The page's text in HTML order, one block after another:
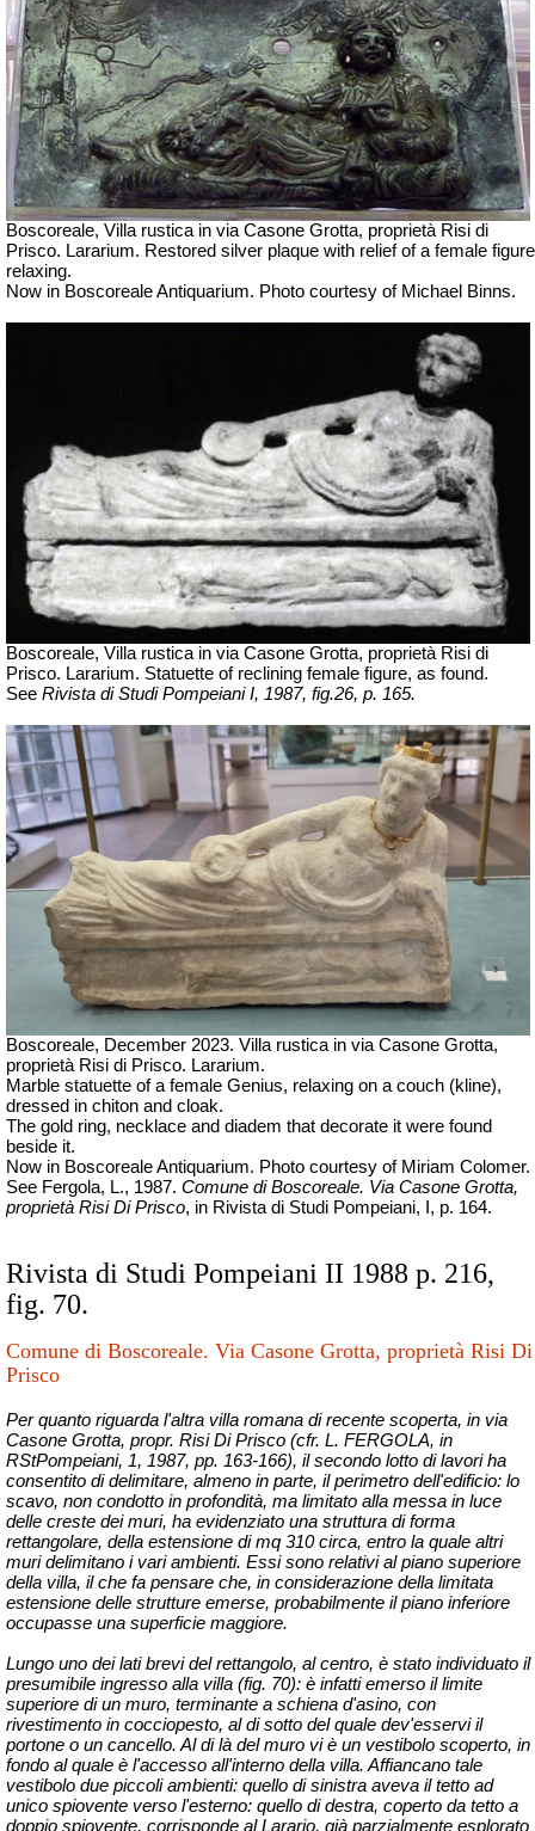
Boscoreale, Villa rustica in via Casone Grotta, proprietà Risi di
Prisco. Lararium. Restored silver plaque with relief of a female figure
relaxing.
Now in Boscoreale Antiquarium. Photo courtesy of Michael Binns.
Boscoreale, Villa rustica in via Casone Grotta, proprietà Risi di
Prisco. Lararium. Statuette of reclining female figure, as found.
See Rivista di Studi Pompeiani I, 1987, fig.26, p. 165.
Boscoreale, December 2023. Villa rustica in via Casone Grotta,
proprietà Risi di Prisco. Lararium.
Marble statuette of a female Genius, relaxing on a couch (kline),
dressed in chiton and cloak.
The gold ring, necklace and diadem that decorate it were found
beside it.
Now in Boscoreale Antiquarium. Photo courtesy of Miriam Colomer.
See Fergola, L., 1987. Comune di Boscoreale. Via Casone Grotta,
proprietà Risi Di Prisco, in Rivista di Studi Pompeiani, I, p. 164.
Rivista di Studi Pompeiani II 1988 p. 216,
fig. 70.
Comune di Boscoreale. Via Casone Grotta, proprietà Risi Di
Prisco
Per quanto riguarda l'altra villa romana di recente scoperta, in via
Casone Grotta, propr. Risi Di Prisco (cfr. L. FERGOLA, in
RStPompeiani, 1, 1987, pp. 163-166), il secondo lotto di lavori ha
consentito di delimitare, almeno in parte, il perimetro dell'edificio: lo
scavo, non condotto in profondità, ma limitato alla messa in luce
delle creste dei muri, ha evidenziato una struttura di forma
rettangolare, della estensione di mq 310 circa, entro la quale altri
muri delimitano i vari ambienti. Essi sono relativi al piano superiore
della villa, il che fa pensare che, in considerazione della limitata
estensione delle strutture emerse, probabilmente il piano inferiore
occupasse una superficie maggiore.
Lungo uno dei lati brevi del rettangolo, al centro, è stato individuato il
presumibile ingresso alla villa (fig. 70): è infatti emerso il limite
superiore di un muro, terminante a schiena d'asino, con
rivestimento in cocciopesto, al di sotto del quale dev'esservi il
portone o un cancello. Al di là del muro vi è un vestibolo scoperto, in
fondo al quale è l'accesso all'interno della villa. Affiancano tale
vestibolo due piccoli ambienti: quello di sinistra aveva il tetto ad
unico spiovente verso l'esterno: quello di destra, coperto da tetto a
doppio spiovente, corrisponde al Larario, già parzialmente esplorato